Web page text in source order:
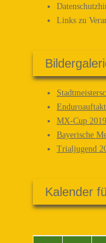
Links zu
MX-Cup 2019
Bayerische
Trialjugend
Kalender